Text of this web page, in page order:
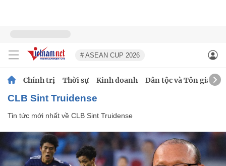
# ASEAN CUP 2026
Chính trị Thời sự Kinh doanh Dân tộc và Tôn giáo
CLB Sint Truidense
Tin tức mới nhất về CLB Sint Truidense